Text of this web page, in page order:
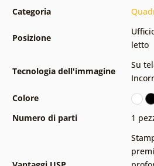
Categoria
Posizione
letto
Tecnologia dell'immagine
Su
Colore
Numero di parti
1